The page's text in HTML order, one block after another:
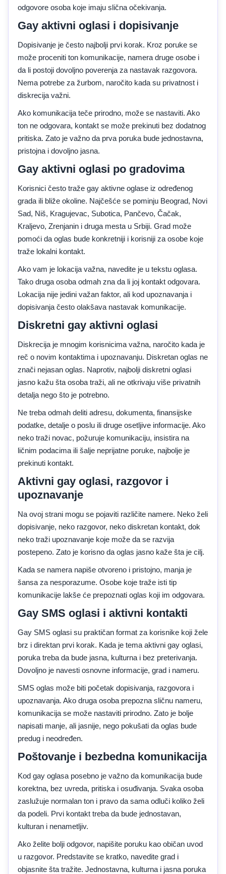
odgovore osoba koje imaju slična očekivanja.
Gay aktivni oglasi i dopisivanje
Dopisivanje je često najbolji prvi korak. Kroz poruke se
može proceniti ton komunikacije, namera druge osobe i
da li postoji dovoljno poverenja za nastavak razgovora.
Nema potrebe za žurbom, naročito kada su privatnost i
diskrecija važni.
Ako komunikacija teče prirodno, može se nastaviti. Ako
ton ne odgovara, kontakt se može prekinuti bez dodatnog
pritiska. Zato je važno da prva poruka bude jednostavna,
pristojna i dovoljno jasna.
Gay aktivni oglasi po gradovima
Korisnici često traže gay aktivne oglase iz određenog
grada ili bliže okoline. Najčešće se pominju Beograd, Novi
Sad, Niš, Kragujevac, Subotica, Pančevo, Čačak,
Kraljevo, Zrenjanin i druga mesta u Srbiji. Grad može
pomoći da oglas bude konkretniji i korisniji za osobe koje
traže lokalni kontakt.
Ako vam je lokacija važna, navedite je u tekstu oglasa.
Tako druga osoba odmah zna da li joj kontakt odgovara.
Lokacija nije jedini važan faktor, ali kod upoznavanja i
dopisivanja često olakšava nastavak komunikacije.
Diskretni gay aktivni oglasi
Diskrecija je mnogim korisnicima važna, naročito kada je
reč o novim kontaktima i upoznavanju. Diskretan oglas ne
znači nejasan oglas. Naprotiv, najbolji diskretni oglasi
jasno kažu šta osoba traži, ali ne otkrivaju više privatnih
detalja nego što je potrebno.
Ne treba odmah deliti adresu, dokumenta, finansijske
podatke, detalje o poslu ili druge osetljive informacije. Ako
neko traži novac, požuruje komunikaciju, insistira na
ličnim podacima ili šalje neprijatne poruke, najbolje je
prekinuti kontakt.
Aktivni gay oglasi, razgovor i
upoznavanje
Na ovoj strani mogu se pojaviti različite namere. Neko želi
dopisivanje, neko razgovor, neko diskretan kontakt, dok
neko traži upoznavanje koje može da se razvija
postepeno. Zato je korisno da oglas jasno kaže šta je cilj.
Kada se namera napiše otvoreno i pristojno, manja je
šansa za nesporazume. Osobe koje traže isti tip
komunikacije lakše će prepoznati oglas koji im odgovara.
Gay SMS oglasi i aktivni kontakti
Gay SMS oglasi su praktičan format za korisnike koji žele
brz i direktan prvi korak. Kada je tema aktivni gay oglasi,
poruka treba da bude jasna, kulturna i bez preterivanja.
Dovoljno je navesti osnovne informacije, grad i nameru.
SMS oglas može biti početak dopisivanja, razgovora i
upoznavanja. Ako druga osoba prepozna sličnu nameru,
komunikacija se može nastaviti prirodno. Zato je bolje
napisati manje, ali jasnije, nego pokušati da oglas bude
predug i neodređen.
Poštovanje i bezbedna komunikacija
Kod gay oglasa posebno je važno da komunikacija bude
korektna, bez uvreda, pritiska i osuđivanja. Svaka osoba
zaslužuje normalan ton i pravo da sama odluči koliko želi
da podeli. Prvi kontakt treba da bude jednostavan,
kulturan i nenametljiv.
Ako želite bolji odgovor, napišite poruku kao običan uvod
u razgovor. Predstavite se kratko, navedite grad i
objasnite šta tražite. Jednostavna, kulturna i jasna poruka